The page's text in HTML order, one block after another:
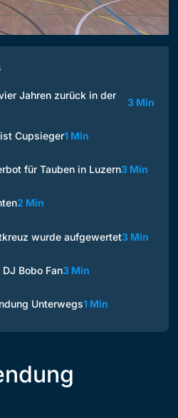
Jahren zurück in der
3 Min
Cupsieger1 Min
für Tauben in Luzern3 Min
2 Min
wurde aufgewertet3 Min
Bobo Fan3 Min
Unterwegs1 Min